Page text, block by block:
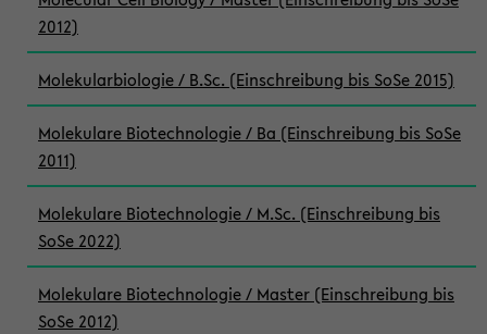
2012)
Molekularbiologie / B.Sc. (Einschreibung bis SoSe 2015)
Molekulare Biotechnologie / Ba (Einschreibung bis SoSe
2011)
Molekulare Biotechnologie / M.Sc. (Einschreibung bis
SoSe 2022)
Molekulare Biotechnologie / Master (Einschreibung bis
SoSe 2012)